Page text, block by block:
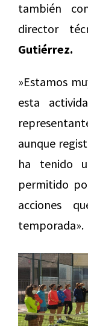
también
director
Gutiérrez.
»Estamos
esta
aunque
ha tenido
permitido
acciones
temporada».